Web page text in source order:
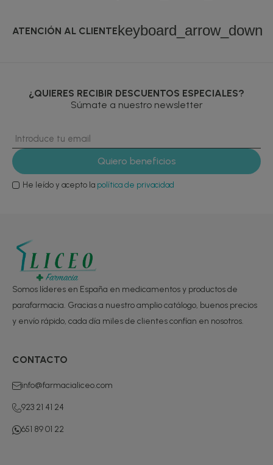
ATENCIÓN AL CLIENTEkeyboard_arrow_down
¿QUIERES RECIBIR DESCUENTOS ESPECIALES?
Súmate a nuestro newsletter
He leído y acepto la política de privacidad
Somos líderes en España en medicamentos y productos de
parafarmacia. Gracias a nuestro amplio catálogo, buenos precios
y envío rápido, cada día miles de clientes confían en nosotros.
CONTACTO
info@farmacialiceo.com
923 21 41 24
651 89 01 22